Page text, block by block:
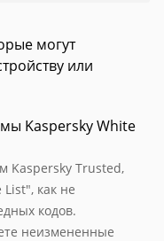
могут
или
Kaspersky White
Kaspersky Trusted,
как не
кодов.
неизмененные